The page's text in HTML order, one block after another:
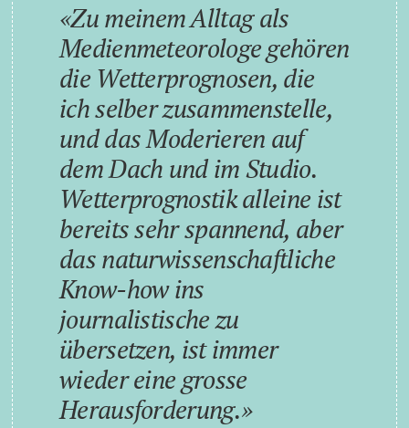
Zu meinem Alltag als
Medienmeteorologe gehören
die Wetterprognosen, die
ich selber zusammenstelle,
und das Moderieren auf
dem Dach und im Studio.
Wetterprognostik alleine ist
bereits sehr spannend, aber
das naturwissenschaftliche
Know-how ins
journalistische zu
übersetzen, ist immer
wieder eine grosse
Herausforderung.